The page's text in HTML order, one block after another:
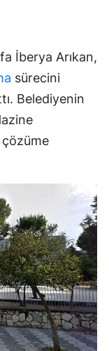
İberya Arıkan,
sürecini
Belediyenin
çözüme